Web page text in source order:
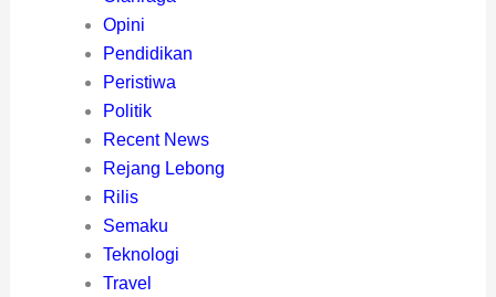
Opini
Pendidikan
Peristiwa
Politik
Recent News
Rejang Lebong
Rilis
Semaku
Teknologi
Travel